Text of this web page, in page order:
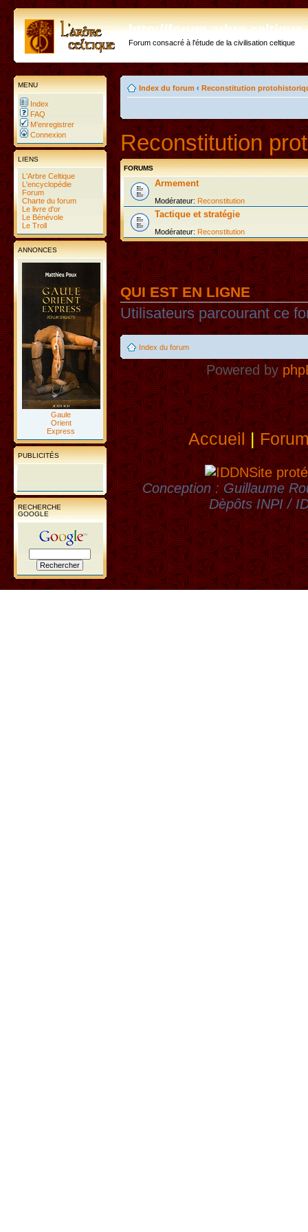
http://forum.arbre-
Forum consacré à l'étude de la civilisation celtique
MENU
Index
FAQ
M’enregistrer
Connexion
LIENS
L'Arbre Celtique
L'encyclopédie
Forum
Charte du forum
Le livre d'or
Le Bénévole
Le Troll
ANNONCES
Gaule
Orient
Express
PUBLICITÉS
RECHERCHE
GOOGLE
Index du forum ‹ Reconstitution
Reconstitution
FORUMS
Armement
Modérateur: Reconstitution
Tactique et stratégie
Modérateur: Reconstitution
QUI EST EN LIGNE
Utilisateurs parcourant ce
Index du forum
Powered by
Accueil|
Site
Conception : Guillaume
Dèpôts INPI /